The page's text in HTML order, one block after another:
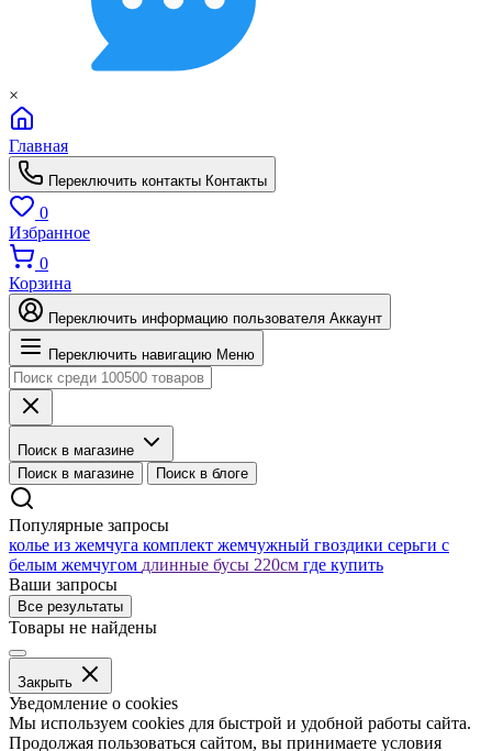
×
Главная
Переключить контакты Контакты
0
Избранное
0
Корзина
Переключить информацию пользователя Аккаунт
Переключить навигацию Меню
Поиск в магазине
Поиск в магазине
Поиск в блоге
Популярные запросы
колье из жемчуга комплект жемчужный гвоздики серьги с
белым жемчугом длинные бусы 220см где купить
Ваши запросы
Все результаты
Товары не найдены
Закрыть
Уведомление о cookies
Мы используем cookies для быстрой и удобной работы сайта.
Продолжая пользоваться сайтом, вы принимаете условия